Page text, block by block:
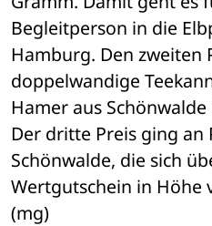
Begleitperson in die
Hamburg. Den zweiten
doppelwandige
Hamer aus
Der dritte Preis ging an
Schönwalde, die sich
Wertgutschein in Höhe
(mg)